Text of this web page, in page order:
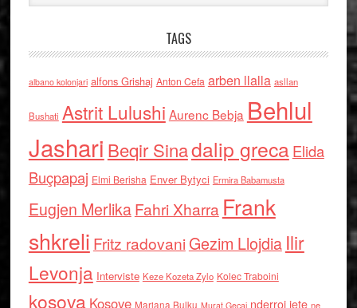
TAGS
albano kolonjari alfons Grishaj Anton Cefa arben llalla asllan
Bushati Astrit Lulushi Aurenc Bebja Behlul
Jashari Beqir Sinadalip grecaElida
Buçpapaj Elmi Berisha Enver Bytyci Ermira Babamusta
Eugjen MerlikaFahri Xharra Frank
shkreli Fritz radovaniGezim Llojdia Ilir
Levonja Interviste Keze Kozeta Zylo Kolec Traboini
kosova Kosove Marjana Bulku Murat Gecaj nderroi jete ne